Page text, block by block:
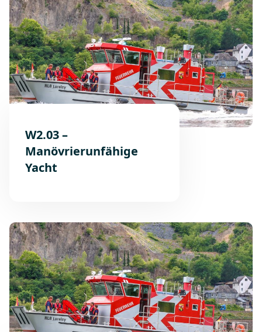
W2.03 –
Manövrierunfähige
Yacht